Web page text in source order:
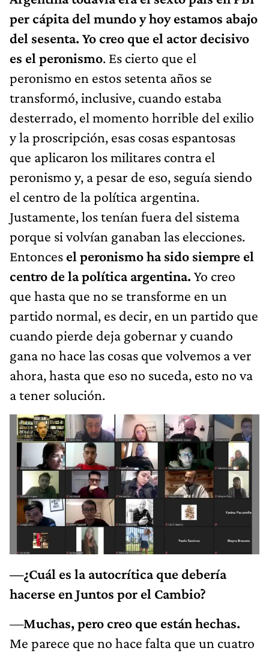
per cápita del mundo y hoy estamos abajo
del sesenta. Yo creo que el actor decisivo
es el peronismo. Es cierto que el
peronismo en estos setenta años se
transformó, inclusive, cuando estaba
desterrado, el momento horrible del exilio
y la proscripción, esas cosas espantosas
que aplicaron los militares contra el
peronismo y, a pesar de eso, seguía siendo
el centro de la política argentina.
Justamente, los tenían fuera del sistema
porque si volvían ganaban las elecciones.
Entonces el peronismo ha sido siempre el
centro de la política argentina. Yo creo
que hasta que no se transforme en un
partido normal, es decir, en un partido que
cuando pierde deja gobernar y cuando
gana no hace las cosas que volvemos a ver
ahora, hasta que eso no suceda, esto no va
a tener solución.
—¿Cuál es la autocrítica que debería
hacerse en Juntos por el Cambio?
—Muchas, pero creo que están hechas.
Me parece que no hace falta que un cuatro